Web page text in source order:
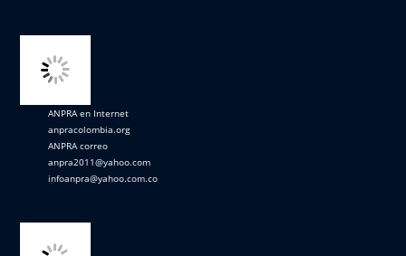
ANPRA en Internet
anpracolombia.org
ANPRA correo
anpra2011@yahoo.com
infoanpra@yahoo.com.co